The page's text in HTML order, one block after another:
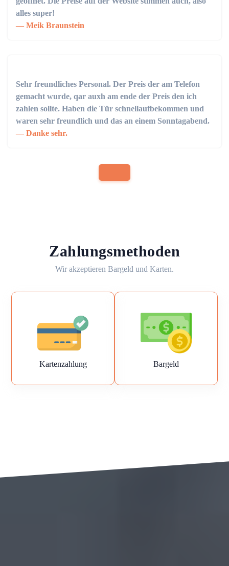
alles super!
Meik Braunstein
Sehr freundliches Personal. Der Preis der am Telefon
gemacht wurde, qar auxh am ende der Preis den ich
zahlen sollte. Haben die Tür schnellaufbekommen und
waren sehr freundlich und das an einem Sonntagabend.
Danke sehr.
Zahlungsmethoden
Wir akzeptieren Bargeld und Karten.
Kartenzahlung Bargeld